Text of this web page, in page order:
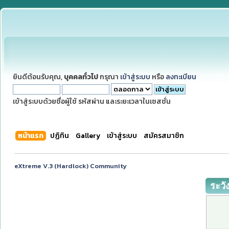
ยินดีต้อนรับคุณ, บุคคลทั่วไปกรุณา เข้าสู่ระบบ หรือ ลงทะเบียน
เข้าสู่ระบบด้วยชื่อผู้ใช้ รหัสผ่าน และระยะเวลาในเซสชั่น
หน้าแรก ปฏิทิน Gallery เข้าสู่ระบบ สมัครสมาชิก
eXtreme V.3 (Hardlock) Community
ระวั